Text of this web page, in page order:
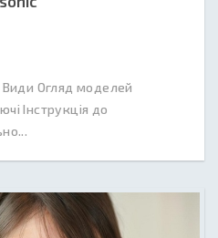
Види Огляд моделей
Інструкція до